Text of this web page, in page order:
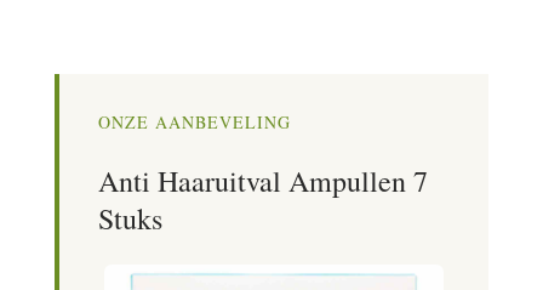
ONZE AANBEVELING
Anti Haaruitval Ampullen 7
Stuks